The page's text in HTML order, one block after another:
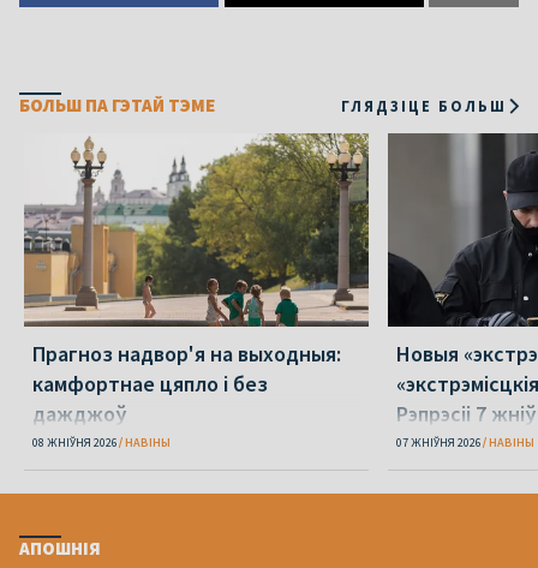
БОЛЬШ ПА ГЭТАЙ ТЭМЕ ГЛЯДЗІЦЕ БОЛЬШ
Прагноз надвор'я на выходныя:
камфортнае цяпло і без
дажджоў
08 ЖНІЎНЯ 2026 НАВІНЫ
Новыя
Рэпрэсіі 7
07 ЖНІЎНЯ 2026 НАВІНЫ
АПОШНІЯ